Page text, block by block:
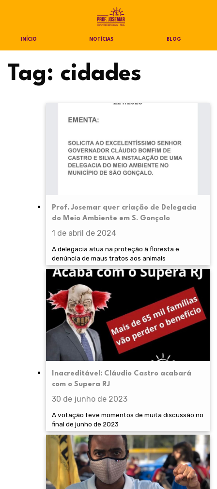
INÍCIO NOTÍCIAS BLOG
Tag: cidades
Prof. Josemar quer criação de Delegacia
do Meio Ambiente em S. Gonçalo
1 de abril de 2024
A delegacia atua na proteção à floresta e
denúncia de maus tratos aos animais
Inacreditável: Cláudio Castro acabará
com o Supera RJ
30 de junho de 2023
A votação teve momentos de muita discussão no
final de junho de 2023